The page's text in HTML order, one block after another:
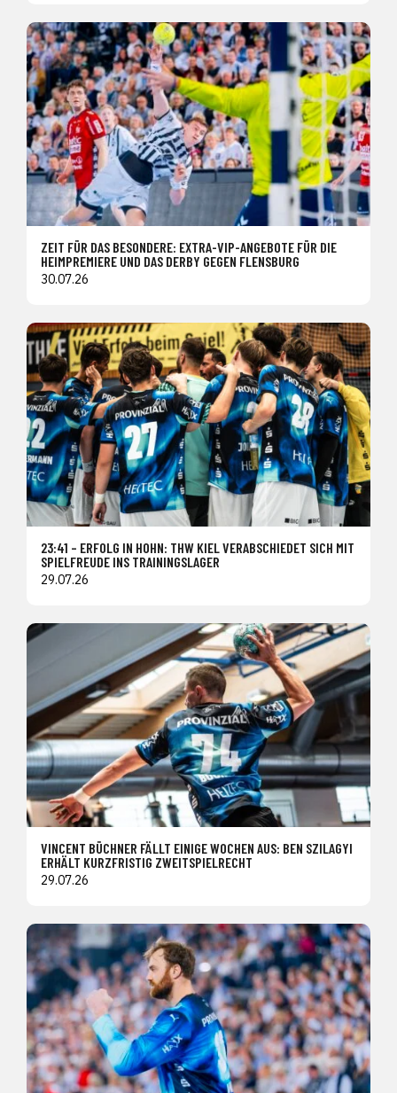
ZEIT FÜR DAS BESONDERE: EXTRA-VIP-ANGEBOTE FÜR DIE
HEIMPREMIERE UND DAS DERBY GEGEN FLENSBURG
30.07.26
23:41 – ERFOLG IN HOHN: THW KIEL VERABSCHIEDET SICH MIT
SPIELFREUDE INS TRAININGSLAGER
29.07.26
VINCENT BÜCHNER FÄLLT EINIGE WOCHEN AUS: BEN SZILAGYI
ERHÄLT KURZFRISTIG ZWEITSPIELRECHT
29.07.26